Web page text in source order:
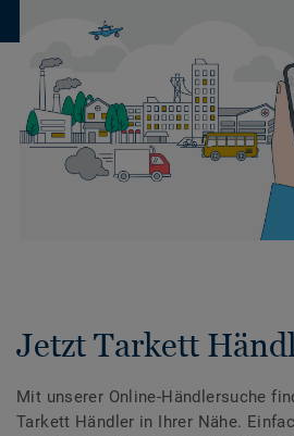
Jetzt Tarkett
Mit unserer Online-Händlersuche
Tarkett Händler in Ihrer Nähe.